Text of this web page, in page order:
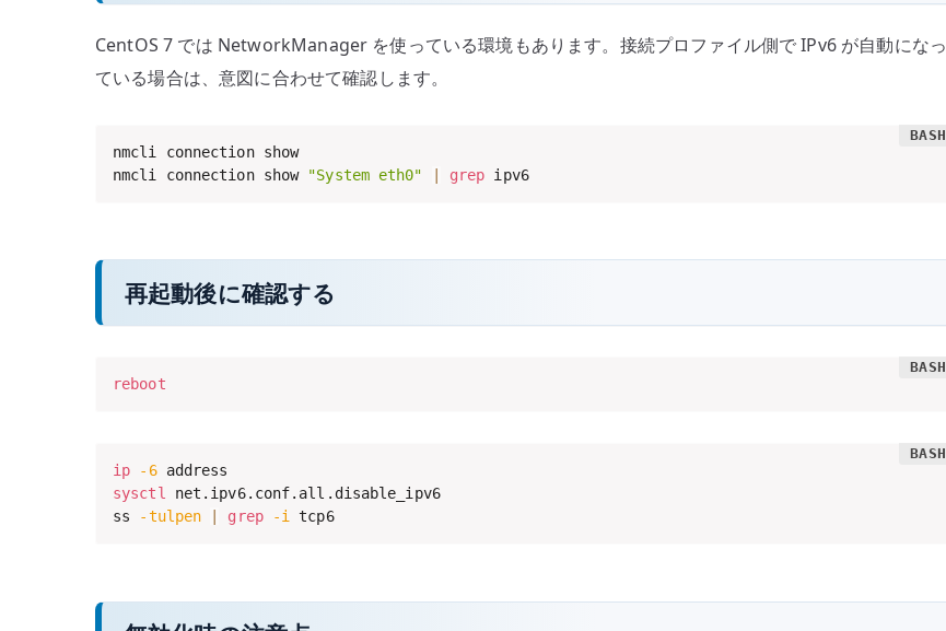
CentOS 7 では NetworkManager を使っている環境もあります。接続プロファイル側で IPv6 が自動になっ
ている場合は、意図に合わせて確認します。
nmcli connection show
nmcli connection show "System eth0" grep ipv6
再起動後に確認する
reboot
ip -6
sysctl
net.ipv6.conf.all.disable_ipv6
ss -tulpen grep -i tcp6